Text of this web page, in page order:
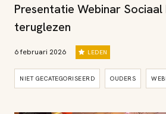
Presentatie Webinar Sociaal
teruglezen
6 februari 2026 LEDEN
NIET GECATEGORISEERD OUDERS